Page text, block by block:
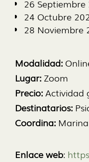
26
24 Octubre
28 Noviembre
Modalidad:
Lugar: Zoom
Precio: Actividad
Destinatarios:
Coordina:
Enlace web: